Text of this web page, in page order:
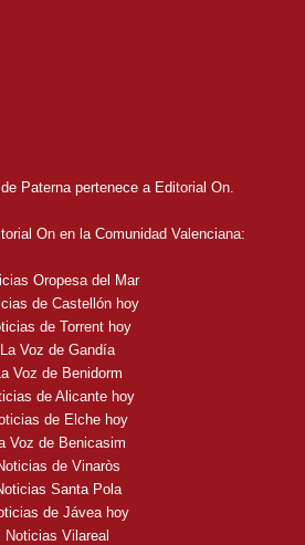
Paterna pertenece a Editorial On.
On en la Comunidad Valenciana:
Oropesa del Mar
de Castellón hoy
de Torrent hoy
La Voz de Gandía
Voz de Benidorm
de Alicante hoy
de Elche hoy
Voz de Benicasim
de Vinaròs
Santa Pola
de Jávea hoy
Noticias Vilareal